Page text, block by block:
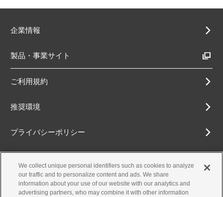
企業情報
製品・事業サイト
ご利用規約
推奨環境
プライバシーポリシー
アクセシビリティ方針
We collect unique personal identifiers such as cookies to analyze
our traffic and to personalize content and ads. We share
information about your use of our website with our analytics and
advertising partners, who may combine it with other information